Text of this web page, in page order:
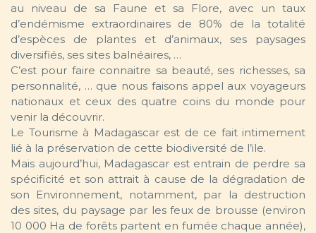
au niveau de sa Faune et sa Flore, avec un taux
d’endémisme extraordinaires de 80% de la totalité
d’espèces de plantes et d’animaux, ses paysages
diversifiés, ses sites balnéaires, …
C’est pour faire connaitre sa beauté, ses richesses, sa
personnalité, … que nous faisons appel aux voyageurs
nationaux et ceux des quatre coins du monde pour
venir la découvrir.
Le Tourisme à Madagascar est de ce fait intimement
lié à la préservation de cette biodiversité de l’ile.
Mais aujourd’hui, Madagascar est entrain de perdre sa
spécificité et son attrait à cause de la dégradation de
son Environnement, notamment, par la destruction
des sites, du paysage par les feux de brousse (environ
10 000 Ha de forêts partent en fumée chaque année),